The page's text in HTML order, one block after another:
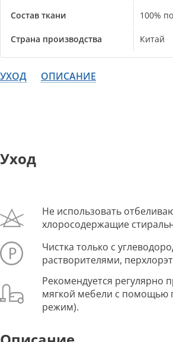
Состав ткани 100%
Страна производства Китай
УХОД ОПИСАНИЕ
Уход
Не использовать
хлоросодержащие
Чистка только с
растворителями,
Рекомендуется регулярно
мягкой мебели с помощью
режим).